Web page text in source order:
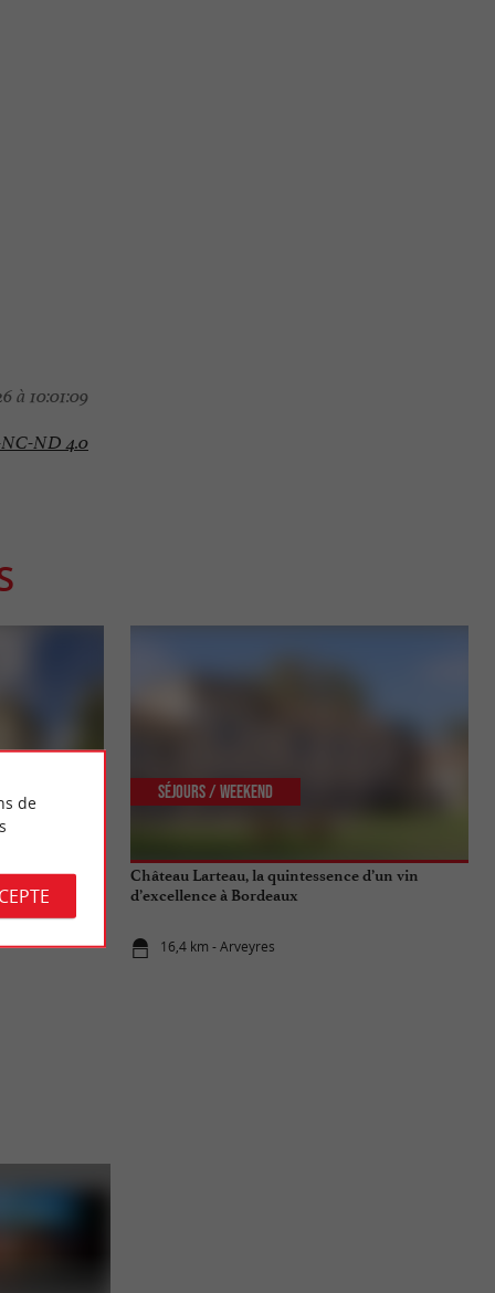
à 10:01:09
ND 4.0
3* de
Château Larteau, la quintessence d’un vin
d’excellence à Bordeaux
16,4 km - Arveyres
Séjours / Weekend
de